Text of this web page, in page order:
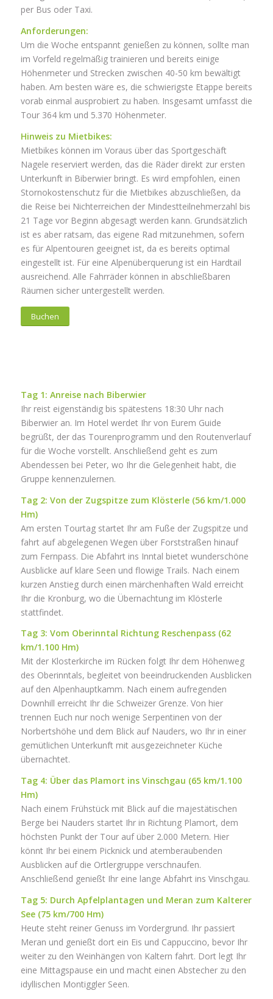
per Bus oder Taxi.
Anforderungen:
Um die Woche entspannt genießen zu können, sollte man
im Vorfeld regelmäßig trainieren und bereits einige
Höhenmeter und Strecken zwischen 40-50 km bewältigt
haben. Am besten wäre es, die schwierigste Etappe bereits
vorab einmal ausprobiert zu haben. Insgesamt umfasst die
Tour 364 km und 5.370 Höhenmeter.
Hinweis zu Mietbikes:
Mietbikes können im Voraus über das Sportgeschäft
Nagele reserviert werden, das die Räder direkt zur ersten
Unterkunft in Biberwier bringt. Es wird empfohlen, einen
Stornokostenschutz für die Mietbikes abzuschließen, da
die Reise bei Nichterreichen der Mindestteilnehmerzahl bis
21 Tage vor Beginn abgesagt werden kann. Grundsätzlich
ist es aber ratsam, das eigene Rad mitzunehmen, sofern
es für Alpentouren geeignet ist, da es bereits optimal
eingestellt ist. Für eine Alpenüberquerung ist ein Hardtail
ausreichend. Alle Fahrräder können in abschließbaren
Räumen sicher untergestellt werden.
Buchen
Tag 1: Anreise nach Biberwier
Ihr reist eigenständig bis spätestens 18:30 Uhr nach
Biberwier an. Im Hotel werdet Ihr von Eurem Guide
begrüßt, der das Tourenprogramm und den Routenverlauf
für die Woche vorstellt. Anschließend geht es zum
Abendessen bei Peter, wo Ihr die Gelegenheit habt, die
Gruppe kennenzulernen.
Tag 2: Von der Zugspitze zum Klösterle (56 km/1.000
Hm)
Am ersten Tourtag startet Ihr am Fuße der Zugspitze und
fahrt auf abgelegenen Wegen über Forststraßen hinauf
zum Fernpass. Die Abfahrt ins Inntal bietet wunderschöne
Ausblicke auf klare Seen und flowige Trails. Nach einem
kurzen Anstieg durch einen märchenhaften Wald erreicht
Ihr die Kronburg, wo die Übernachtung im Klösterle
stattfindet.
Tag 3: Vom Oberinntal Richtung Reschenpass (62
km/1.100 Hm)
Mit der Klosterkirche im Rücken folgt Ihr dem Höhenweg
des Oberinntals, begleitet von beeindruckenden Ausblicken
auf den Alpenhauptkamm. Nach einem aufregenden
Downhill erreicht Ihr die Schweizer Grenze. Von hier
trennen Euch nur noch wenige Serpentinen von der
Norbertshöhe und dem Blick auf Nauders, wo Ihr in einer
gemütlichen Unterkunft mit ausgezeichneter Küche
übernachtet.
Tag 4: Über das Plamort ins Vinschgau (65 km/1.100
Hm)
Nach einem Frühstück mit Blick auf die majestätischen
Berge bei Nauders startet Ihr in Richtung Plamort, dem
höchsten Punkt der Tour auf über 2.000 Metern. Hier
könnt Ihr bei einem Picknick und atemberaubenden
Ausblicken auf die Ortlergruppe verschnaufen.
Anschließend genießt Ihr eine lange Abfahrt ins Vinschgau.
Tag 5: Durch Apfelplantagen und Meran zum Kalterer
See (75 km/700 Hm)
Heute steht reiner Genuss im Vordergrund. Ihr passiert
Meran und genießt dort ein Eis und Cappuccino, bevor Ihr
weiter zu den Weinhängen von Kaltern fahrt. Dort legt Ihr
eine Mittagspause ein und macht einen Abstecher zu den
idyllischen Montiggler Seen.